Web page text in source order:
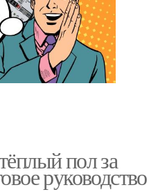
пол за
руководство